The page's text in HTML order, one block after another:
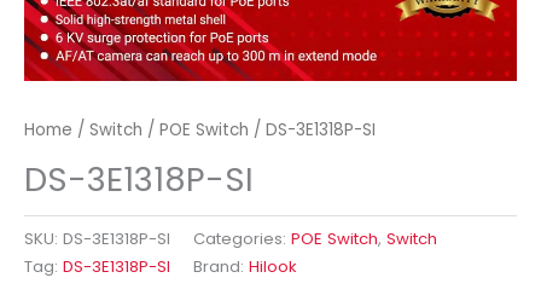
Home / Switch / POE Switch / DS-3E1318P-SI
DS-3E1318P-SI
SKU: DS-3E1318P-SI Categories: POE Switch, Switch
Tag: DS-3E1318P-SI Brand: Hilook